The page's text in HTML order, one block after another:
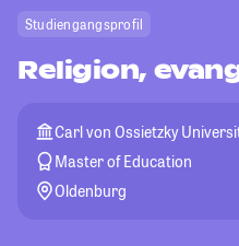
Studiengangsprofil
Religion,
Carl von Ossietzky
Master of Education
Oldenburg